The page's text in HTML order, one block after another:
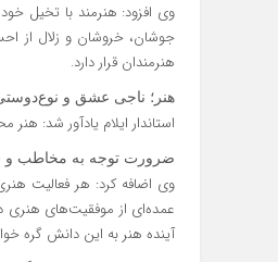
وی افزود: هنرمند با تخیل
جوشان، خروشان و زلال از
هنرمندان قرار دارد.
هنر؛ ناجی عشق و
استاندار ایلام یادآور شد:
ضرورت توجه به مخاطب و
وی اضافه کرد: هر فعالیت
عمده‌ای از موفقیت‌های هنری
آینده هنر به این دانش گره